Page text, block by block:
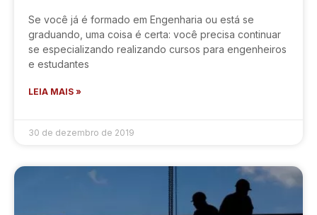
Se você já é formado em Engenharia ou está se
graduando, uma coisa é certa: você precisa continuar
se especializando realizando cursos para engenheiros
e estudantes
LEIA MAIS »
30 de dezembro de 2019